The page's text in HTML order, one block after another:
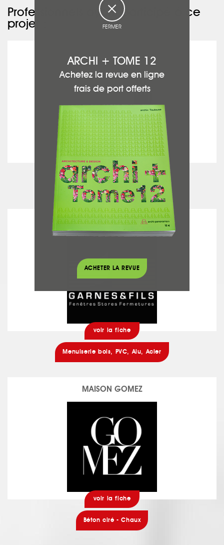
Professionnels ayant participé à ce
projet :
voir la fiche
Peinture
GARNES & FILS
voir la fiche
Menuiserie bois, PVC, Alu, Acier
MAISON GOMEZ
voir la fiche
Béton ciré - Chaux
FERMER
ARCHI + TOME 12
Achetez la revue en ligne
frais de port offerts
ACHETER LA REVUE